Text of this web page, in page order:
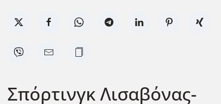
Σπόρτινγκ Λισαβόνας-